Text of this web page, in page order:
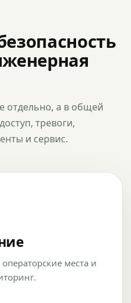
отдельно, а в общей
тревоги,
и сервис.
места и